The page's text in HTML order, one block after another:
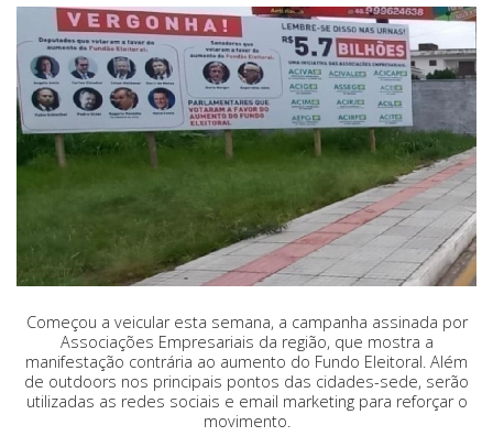
Começou a veicular esta semana, a campanha assinada por
Associações Empresariais da região, que mostra a
manifestação contrária ao aumento do Fundo Eleitoral. Além
de outdoors nos principais pontos das cidades-sede, serão
utilizadas as redes sociais e email marketing para reforçar o
movimento.